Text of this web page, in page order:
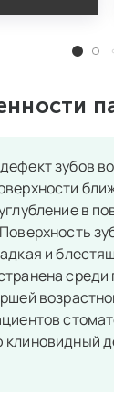
зубов
в
и
среди